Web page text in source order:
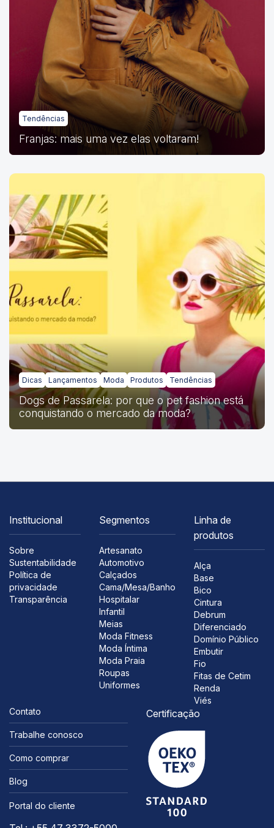
Tendências
Franjas: mais uma vez elas voltaram!
Dicas Lançamentos Moda Produtos Tendências
Dogs de Passarela: por que o pet fashion está
conquistando o mercado da moda?
Institucional
Sobre
Sustentabilidade
Política de
privacidade
Transparência
Segmentos
Artesanato
Automotivo
Calçados
Cama/Mesa/Banho
Hospitalar
Infantil
Meias
Moda Fitness
Moda Íntima
Moda Praia
Roupas
Uniformes
Linha de
produtos
Alça
Base
Bico
Cintura
Debrum
Diferenciado
Domínio Público
Embutir
Fio
Fitas de Cetim
Renda
Viés
Contato
Trabalhe conosco
Como comprar
Blog
Portal do cliente
Certificação